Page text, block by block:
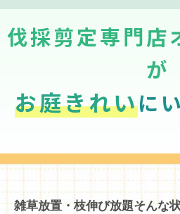
伐採剪定専門店
が
お庭きれいに
雑草放置・枝伸び放題そんな